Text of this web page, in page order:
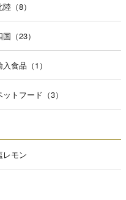
陸（8）
国（23）
入食品（1）
ットフード（3）
レモン